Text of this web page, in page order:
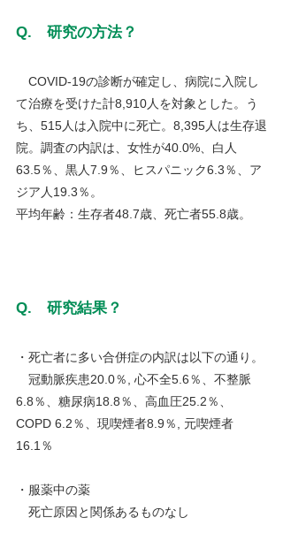
Q.　研究の方法？
COVID-19の診断が確定し、病院に入院し
て治療を受けた計8,910人を対象とした。う
ち、515人は入院中に死亡。8,395人は生存退
院。調査の内訳は、女性が40.0%、白人
63.5％、黒人7.9％、ヒスパニック6.3％、ア
ジア人19.3％。
平均年齢：生存者48.7歳、死亡者55.8歳。
Q.　研究結果？
・死亡者に多い合併症の内訳は以下の通り。
冠動脈疾患20.0％, 心不全5.6％、不整脈
6.8％、糖尿病18.8％、高血圧25.2％、
COPD 6.2％、現喫煙者8.9％, 元喫煙者
16.1％
・服薬中の薬
死亡原因と関係あるものなし